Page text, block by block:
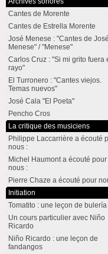
Cantes de Morente
Cantes de Estrella Morente
José Menese : "Cantes de José
Menese" / "Menese"
Carlos Cruz : "Si mi grito fuera
rayo"
El Turronero : "Cantes viejos.
Temas nuevos"
José Cala "El Poeta"
Pencho Cros
La critique des musiciens
Philippe Laccarrière a écouté
nous :
Michel Haumont a écouté pour
nous :
Pierre Chaze a écouté pour
Initiation
Tomatito : une leçon de bulería
Un cours particulier avec Niño
Ricardo
Niño Ricardo : une leçon de
fandangos